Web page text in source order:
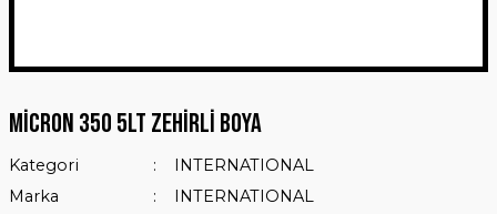
Micron 350 5Lt Zehirli Boya
Kategori
INTERNATIONAL
Marka
INTERNATIONAL